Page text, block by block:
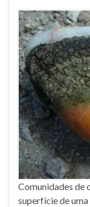
Comunidades de
superfície de